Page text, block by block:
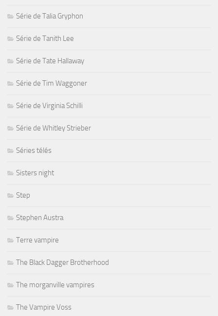
Série de Talia Gryphon
Série de Tanith Lee
Série de Tate Hallaway
Série de Tim Waggoner
Série de Virginia Schilli
Série de Whitley Strieber
Séries télés
Sisters night
Step
Stephen Austra
Terre vampire
The Black Dagger Brotherhood
The morganville vampires
The Vampire Voss